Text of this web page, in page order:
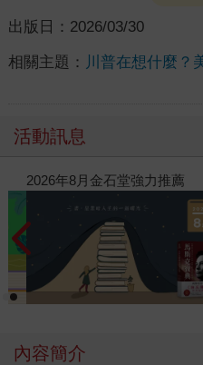
出版日： 2026/03/30
相關主題： 川普在想什麼？
活動訊息
閱讀漫遊錄-2026上半年暢銷榜
內容簡介